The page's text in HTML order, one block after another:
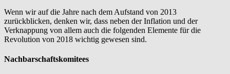
Wenn wir auf die Jahre nach dem Aufstand von 2013
zurückblicken, denken wir, dass neben der Inflation und der
Verknappung von allem auch die folgenden Elemente für die
Revolution von 2018 wichtig gewesen sind.
Nachbarschaftskomitees